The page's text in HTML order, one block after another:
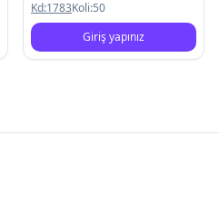
Kd:1783Koli:50
Giriş yapınız